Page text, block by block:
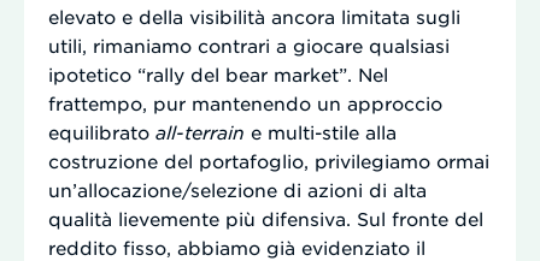
elevato e della visibilità ancora limitata sugli
utili, rimaniamo contrari a giocare qualsiasi
ipotetico “rally del bear market”. Nel
frattempo, pur mantenendo un approccio
equilibrato all-terrain e multi-stile alla
costruzione del portafoglio, privilegiamo ormai
un’allocazione/selezione di azioni di alta
qualità lievemente più difensiva. Sul fronte del
reddito fisso, abbiamo già evidenziato il